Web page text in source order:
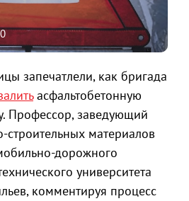
запечатлели, как бригада
асфальтобетонную
Профессор, заведующий
материалов
дорожного
университета
комментируя процесс